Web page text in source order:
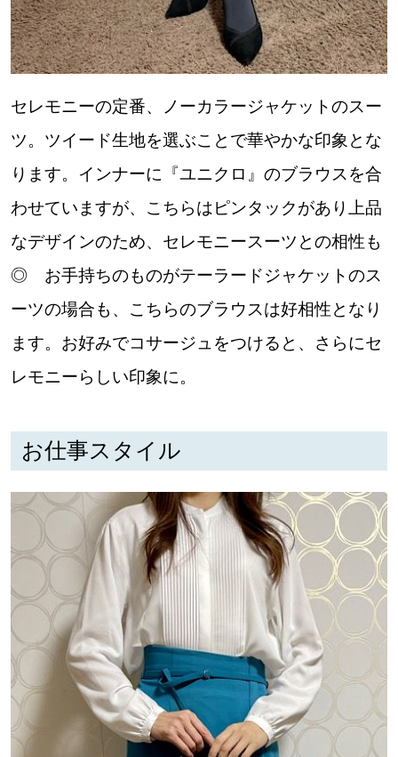
運営会社 広告掲載
情報提供・お問い合わせ 利用規約
閉じる
セレモニーの定番、ノーカラージャケットのスー
ツ。ツイード生地を選ぶことで華やかな印象とな
ります。インナーに『ユニクロ』のブラウスを合
わせていますが、こちらはピンタックがあり上品
なデザインのため、セレモニースーツとの相性も
◎ お手持ちのものがテーラードジャケットのス
ーツの場合も、こちらのブラウスは好相性となり
ます。お好みでコサージュをつけると、さらにセ
レモニーらしい印象に。
お仕事スタイル